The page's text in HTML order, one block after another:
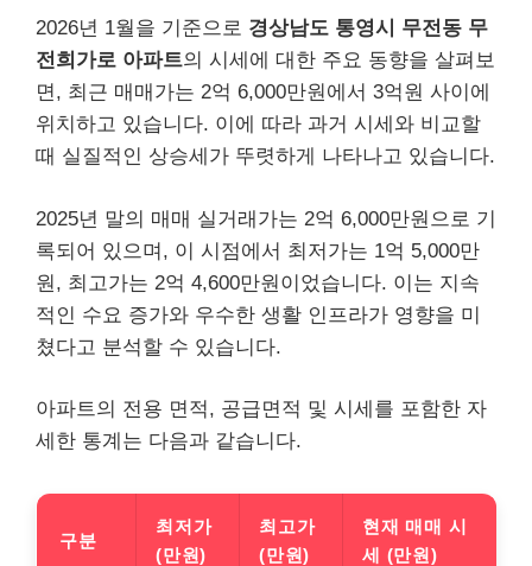
2026년 1월을 기준으로 경상남도 통영시 무전동 무
전희가로 아파트의 시세에 대한 주요 동향을 살펴보
면, 최근 매매가는 2억 6,000만원에서 3억원 사이에
위치하고 있습니다. 이에 따라 과거 시세와 비교할
때 실질적인 상승세가 뚜렷하게 나타나고 있습니다.
2025년 말의 매매 실거래가는 2억 6,000만원으로 기
록되어 있으며, 이 시점에서 최저가는 1억 5,000만
원, 최고가는 2억 4,600만원이었습니다. 이는 지속
적인 수요 증가와 우수한 생활 인프라가 영향을 미
쳤다고 분석할 수 있습니다.
아파트의 전용 면적, 공급면적 및 시세를 포함한 자
세한 통계는 다음과 같습니다.
구분
최저가
(만원)
최고가
(만원)
현재 매매 시
세 (만원)